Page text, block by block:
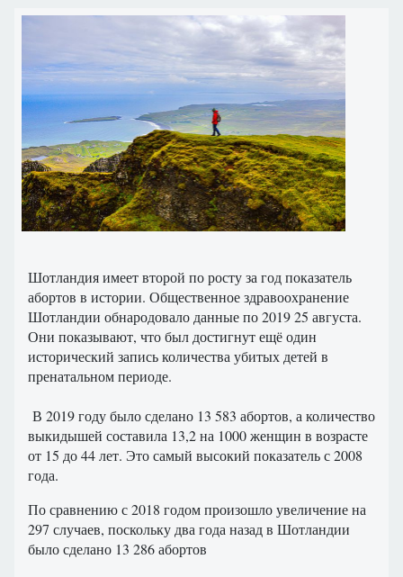
Шотландия имеет второй по росту за год показатель
абортов в истории. Общественное здравоохранение
Шотландии обнародовало данные по 2019 25 августа.
Они показывают, что был достигнут ещё один
исторический запись количества убитых детей в
пренатальном периоде.
В 2019 году было сделано 13 583 абортов, а количество
выкидышей составила 13,2 на 1000 женщин в возрасте
от 15 до 44 лет. Это самый высокий показатель с 2008
года.
По сравнению с 2018 годом произошло увеличение на
297 случаев, поскольку два года назад в Шотландии
было сделано 13 286 абортов